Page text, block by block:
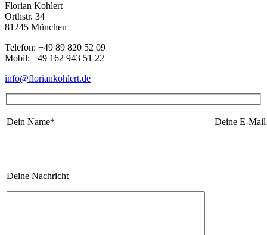
Florian Kohlert
Orthstr. 34
81245 München
Telefon: +49 89 820 52 09
Mobil: +49 162 943 51 22
info@floriankohlert.de
Dein Name* Deine E-
Deine Nachricht